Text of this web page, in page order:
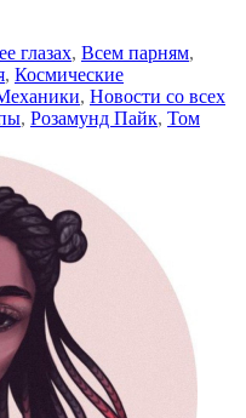
глазах, Всем парням,
, Космические
, Новости со всех
, Розамунд Пайк, Том